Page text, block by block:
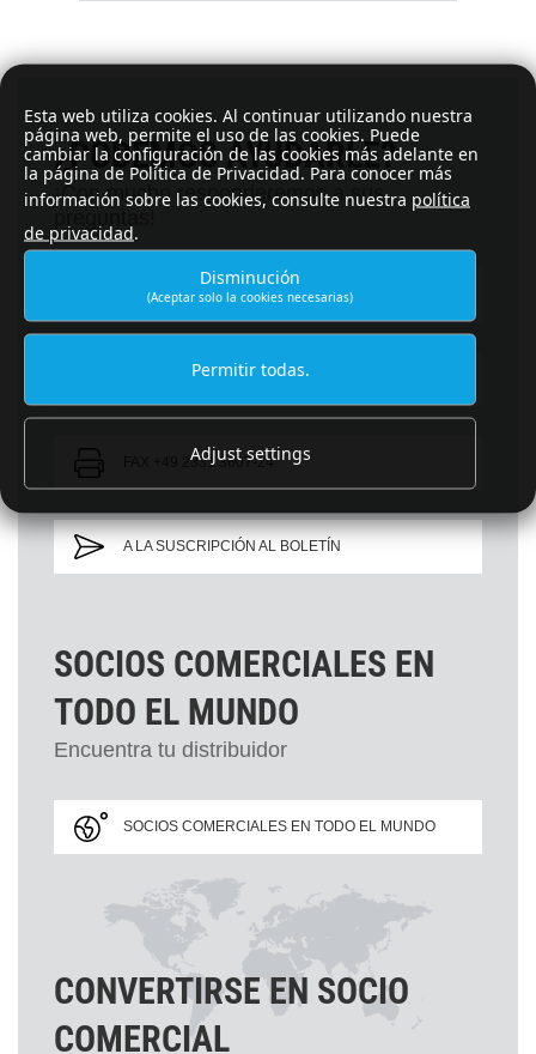
¿PODEMOS AYUDARLE?
¡Con mucho responderemos a sus
ENVIAR CORREO ELECTRÓNICO
TELÉFONO +49 2331 3607-0
FAX +49 2331 3607-24
A LA SUSCRIPCIÓN AL BOLETÍN
SOCIOS COMERCIALES EN
TODO EL MUNDO
Encuentra tu distribuidor
SOCIOS COMERCIALES EN TODO EL MUNDO
CONVERTIRSE EN SOCIO
COMERCIAL
Esta web utiliza cookies. Al continuar utilizando nuestra
página web, permite el uso de las cookies. Puede
cambiar la configuración de las cookies más adelante en
la página de Política de Privacidad. Para conocer más
información sobre las cookies, consulte nuestra política
de privacidad.
Disminución
(Aceptar solo la cookies necesarias)
Permitir todas.
Adjust settings